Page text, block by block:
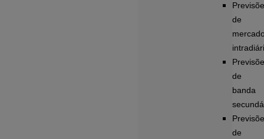
de
de
banda
de